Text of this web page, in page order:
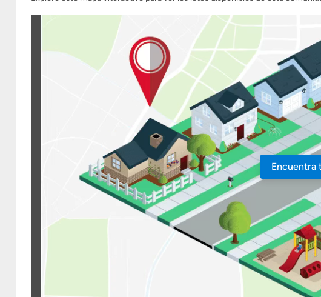
Encuentra